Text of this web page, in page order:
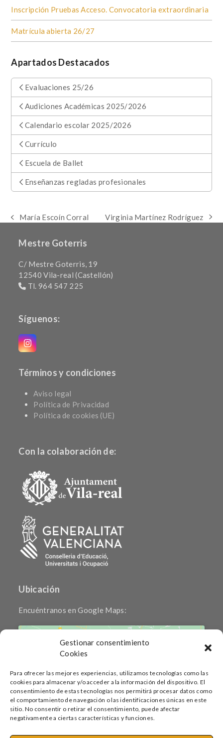
Gestionar consentimiento
Cookies
Para ofrecer las mejores experiencias, utilizamos tecnologías como las
cookies para almacenar y/o acceder a la información del dispositivo. El
consentimiento de estas tecnologías nos permitirá procesar datos como
el comportamiento de navegación o las identificaciones únicas en este
sitio. No consentir o retirar el consentimiento, puede afectar
negativamente a ciertas características y funciones.
Inscripción Pruebas Acceso. Convocatoria extraordinaria
Matrícula abierta 26/27
Apartados Destacados
Evaluaciones 25/26
Audiciones Académicas 2025/2026
Calendario escolar 2025/2026
Currículo
Escuela de Ballet
Enseñanzas regladas profesionales
previous
María Escoín Corral
next
Virginia Martínez Rodríguez
Mestre Goterris
C/ Mestre Goterris, 19
12540 Vila-real (Castellón)
Tl. 964 547 225
Síguenos:
Instagram
Términos y condiciones
Aviso legal
Política de Privacidad
Política de cookies (UE)
Con la colaboración de:
Ubicación
Encuéntranos en Google Maps:
Haz clic para aceptar cookies de marketing
y permitir este contenido